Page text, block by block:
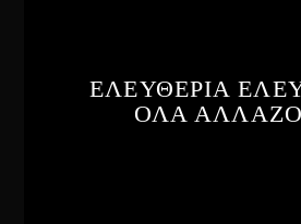
ΕΛΕΥΘΕΡΙΑ
ΟΛΑ